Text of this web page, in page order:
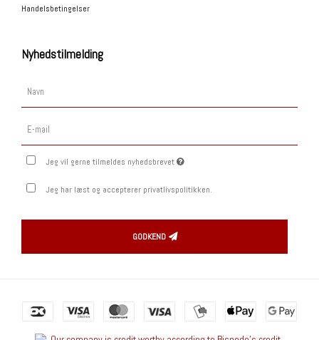
Handelsbetingelser
Nyhedstilmelding
Jeg vil gerne tilmeldes nyhedsbrevet
Jeg har læst og accepterer privatlivspolitikken.
GODKEND